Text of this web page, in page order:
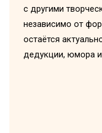
с другими
независимо от
остаётся
дедукции, юмора и